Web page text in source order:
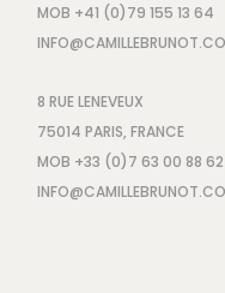
MOB +41 (0)79 155 13 64
8 RUE LENEVEUX
75014 PARIS, FRANCE
MOB +33 (0)7 63 00 88 62